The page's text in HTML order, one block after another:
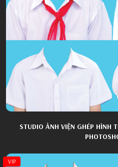
STUDIO ẢNH VIỆN GHÉP HÌNH
VIP